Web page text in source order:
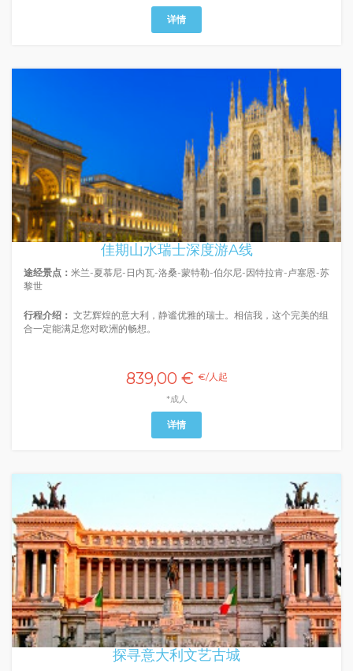
详情
佳期山水瑞士深度游A线
途经景点： 米兰-夏慕尼-日内瓦-洛桑-蒙特勒-伯尔尼-因特拉肯-卢塞恩-苏
黎世
行程介绍： 文艺辉煌的意大利，静谧优雅的瑞士。相信我，这个完美的组
合一定能满足您对欧洲的畅想。
839,00 € €/人起
*成人
详情
探寻意大利文艺古城